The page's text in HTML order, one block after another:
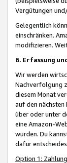
Vergütungen
Gelegentlich
einschränken.
modifizieren.
6. Erfassung
Wir werden
Nachverfolgung
diesem Monat
auf den
über oder unter
eine Amazon-
wurden. Du
dafür
Option 1: